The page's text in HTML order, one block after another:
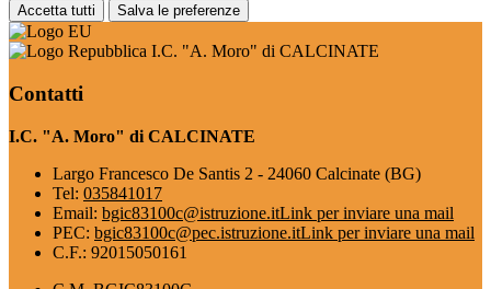
Accetta tutti Salva le preferenze
I.C. "A. Moro" di CALCINATE
Contatti
I.C. "A. Moro" di CALCINATE
Largo Francesco De Santis 2 - 24060 Calcinate (BG)
Tel: 035841017
Email: bgic83100c@istruzione.itLink per inviare una mail
PEC: bgic83100c@pec.istruzione.itLink per inviare una mail
C.F.: 92015050161